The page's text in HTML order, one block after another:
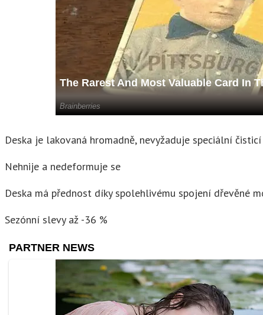
Deska je lakovaná hromadně, nevyžaduje speciální
Nehnije a nedeformuje se
Deska má přednost díky spolehlivému spojení dřevěné
Sezónní slevy až -36 %